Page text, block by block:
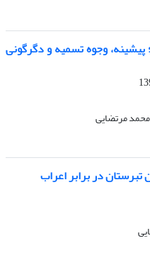
وجوه تسمیه و دگرگونی
مرتضایی
تبرستان در برابر اعراب